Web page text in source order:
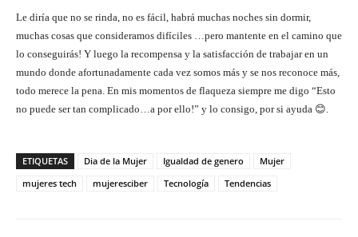
Le diría que no se rinda, no es fácil, habrá muchas noches sin dormir,
muchas cosas que consideramos difíciles …pero mantente en el camino que
lo conseguirás! Y luego la recompensa y la satisfacción de trabajar en un
mundo donde afortunadamente cada vez somos más y se nos reconoce más,
todo merece la pena. En mis momentos de flaqueza siempre me digo “Esto
no puede ser tan complicado…a por ello!” y lo consigo, por si ayuda 😊.
ETIQUETAS Dia de la Mujer Igualdad de genero
Mujer
mujeres tech
mujeresciber Tecnología Tendencias